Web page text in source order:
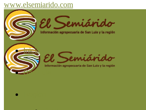
www.elsemiarido.com
Inicio
San Luis